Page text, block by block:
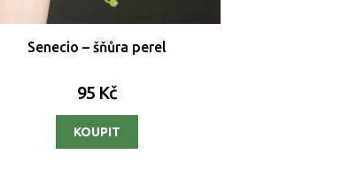
Senecio – šňůra perel
95 Kč